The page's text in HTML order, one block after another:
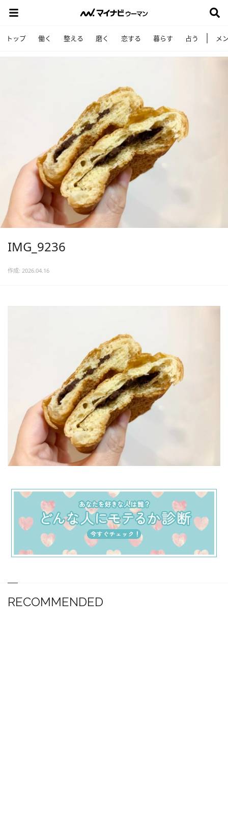
トップ 働く 整える 磨く 恋する 暮らす 占う メ
IMG_9236
作成: 2026.04.16
RECOMMENDED